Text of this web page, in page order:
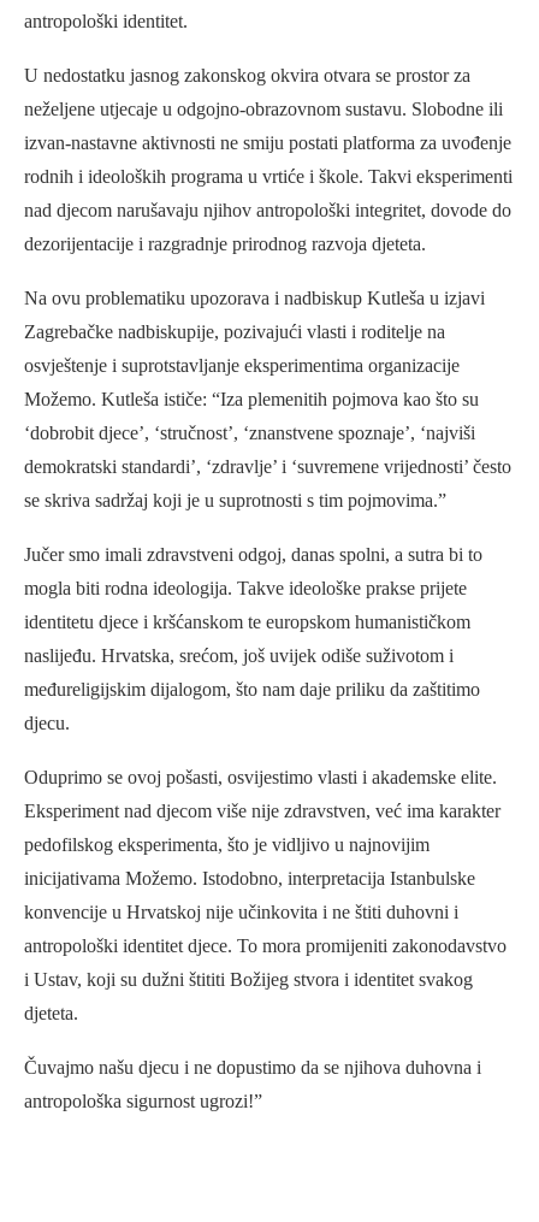
antropološki identitet.
U nedostatku jasnog zakonskog okvira otvara se prostor za
neželjene utjecaje u odgojno-obrazovnom sustavu. Slobodne ili
izvan-nastavne aktivnosti ne smiju postati platforma za uvođenje
rodnih i ideoloških programa u vrtiće i škole. Takvi eksperimenti
nad djecom narušavaju njihov antropološki integritet, dovode do
dezorijentacije i razgradnje prirodnog razvoja djeteta.
Na ovu problematiku upozorava i nadbiskup Kutleša u izjavi
Zagrebačke nadbiskupije, pozivajući vlasti i roditelje na
osvještenje i suprotstavljanje eksperimentima organizacije
Možemo. Kutleša ističe: “Iza plemenitih pojmova kao što su
‘dobrobit djece’, ‘stručnost’, ‘znanstvene spoznaje’, ‘najviši
demokratski standardi’, ‘zdravlje’ i ‘suvremene vrijednosti’ često
se skriva sadržaj koji je u suprotnosti s tim pojmovima.”
Jučer smo imali zdravstveni odgoj, danas spolni, a sutra bi to
mogla biti rodna ideologija. Takve ideološke prakse prijete
identitetu djece i kršćanskom te europskom humanističkom
naslijeđu. Hrvatska, srećom, još uvijek odiše suživotom i
međureligijskim dijalogom, što nam daje priliku da zaštitimo
djecu.
Oduprimo se ovoj pošasti, osvijestimo vlasti i akademske elite.
Eksperiment nad djecom više nije zdravstven, već ima karakter
pedofilskog eksperimenta, što je vidljivo u najnovijim
inicijativama Možemo. Istodobno, interpretacija Istanbulske
konvencije u Hrvatskoj nije učinkovita i ne štiti duhovni i
antropološki identitet djece. To mora promijeniti zakonodavstvo
i Ustav, koji su dužni štititi Božijeg stvora i identitet svakog
djeteta.
Čuvajmo našu djecu i ne dopustimo da se njihova duhovna i
antropološka sigurnost ugrozi!”